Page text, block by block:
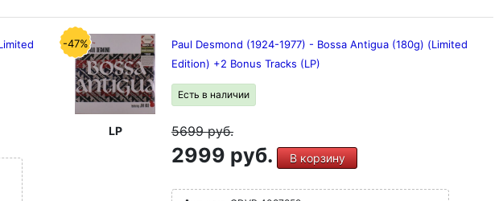
-47%
LP
Paul Desmond (1924-1977) - Bossa Antigua (180g) (Limited
Edition) +2 Bonus Tracks (LP)
Есть в наличии
5699руб.
2999 руб. В корзину